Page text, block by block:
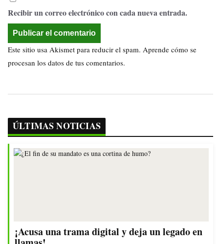
Recibir un correo electrónico con cada nueva entrada.
Este sitio usa Akismet para reducir el spam. Aprende cómo se
procesan los datos de tus comentarios.
ÚLTIMAS NOTICIAS
¡Acusa una trama digital y deja un legado en